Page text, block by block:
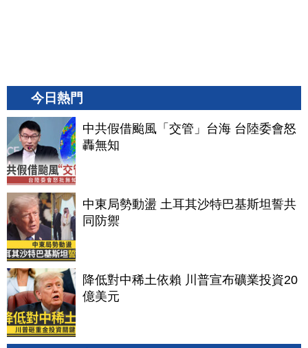
今日熱門
中共假借颱風「交管」台海 台陸委會怒
轟無知
中東局勢動盪 土耳其沙特巴基斯坦誓共
同防禦
降低對中稀土依賴 川普宣布礦業投資20
億美元